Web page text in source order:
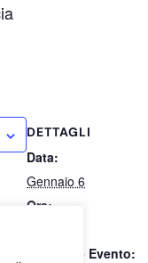
DETTAGLI
Data:
Gennaio 6
Ora:
Categorie Evento: